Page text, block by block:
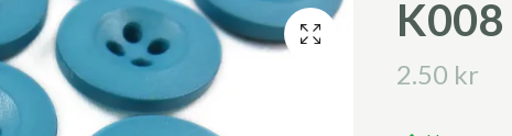
2.50 kr